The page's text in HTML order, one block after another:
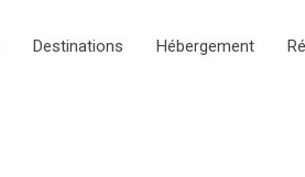
Destinations Hébergement